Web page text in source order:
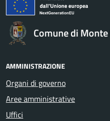
Comune di
AMMINISTRAZIONE
Organi di governo
Aree amministrative
Uffici